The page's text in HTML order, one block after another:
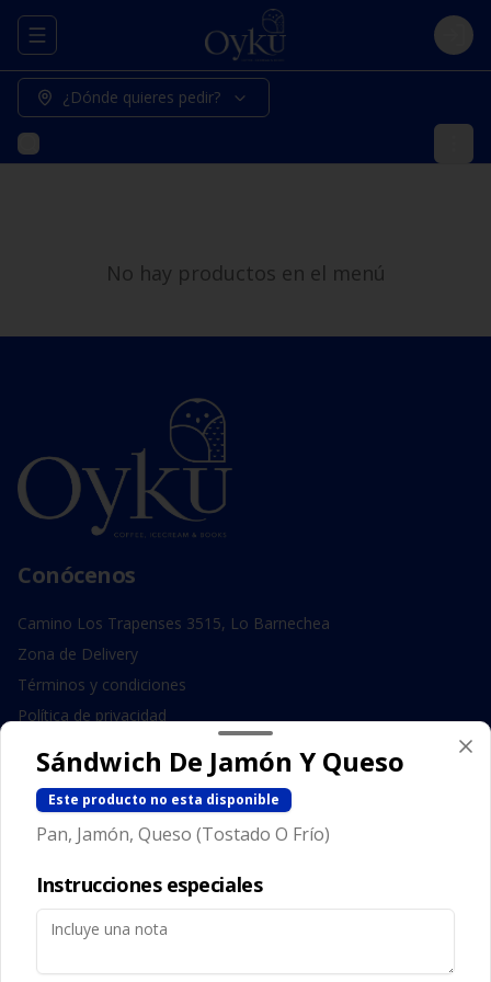
Abrir menu de navegación Login
¿Dónde quieres pedir?
No hay productos en el menú
Conócenos
Camino Los Trapenses 3515, Lo Barnechea
Zona de Delivery
Términos y condiciones
Política de privacidad
Redes sociales
Instagram
Facebook
Mi cuenta
Sándwich De Jamón Y Queso
Este producto no esta disponible
Pan, Jamón, Queso (Tostado O Frío)
Instrucciones especiales